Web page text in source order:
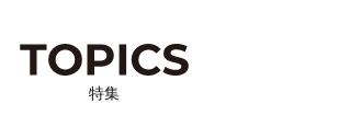
特集